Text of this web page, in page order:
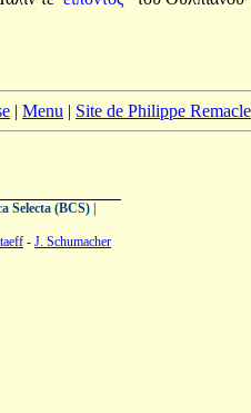
| Menu | Site de Philippe Remacle
Selecta (BCS)
- J. Schumacher